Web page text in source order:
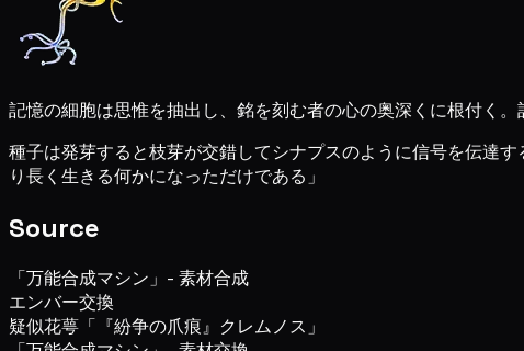
記憶の細胞は思惟を抽出し、銘を刻む者の心の奥深くに根付く
種子は発芽すると枝芽が交錯してシナプスのように信号を伝達
り長く生きる何かになっただけである」
Source
「万能合成マシン」- 素材合成
エンバー交換
疑似花萼「『紛争の爪痕』クレムノス」